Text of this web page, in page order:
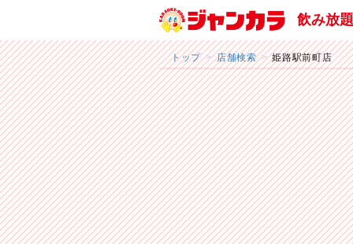
飲み放
トップ 店舗検索 姫路駅前町店